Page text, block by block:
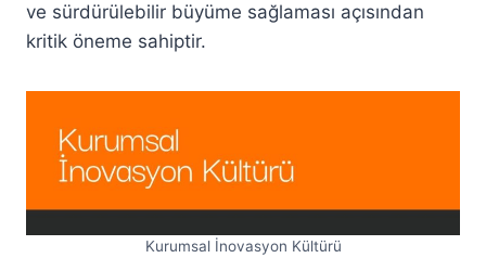
ve sürdürülebilir büyüme sağlaması açısından
kritik öneme sahiptir.
Kurumsal İnovasyon Kültürü